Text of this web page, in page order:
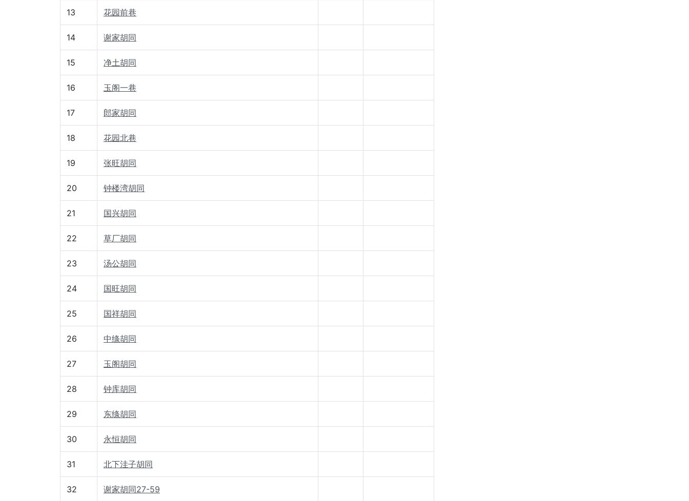
13 花园前巷
14 谢家胡同
15 净土胡同
16 玉阁一巷
17 郎家胡同
18 花园北巷
19 张旺胡同
20 钟楼湾胡同
21 国兴胡同
22 草厂胡同
23 汤公胡同
24 国旺胡同
25 国祥胡同
26 中绦胡同
27 玉阁胡同
28 钟库胡同
29 东绦胡同
30 永恒胡同
31 北下洼子胡同
32 谢家胡同27-59